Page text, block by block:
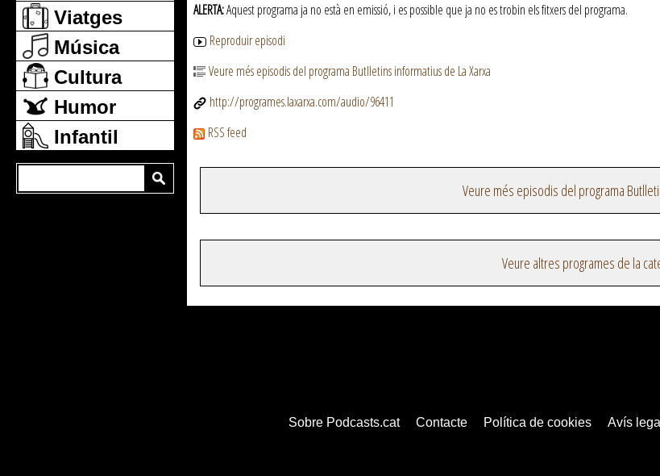
Viatges
Música
Cultura
Humor
Infantil
ALERTA:Aquest programa ja no està en emissió, i es possible que ja no es trobin els fitxers del programa.
Reproduir episodi
Veure més episodis del programa Butlletins informatius de La Xarxa
http://programes.laxarxa.com/audio/96411
RSS feed
Veure més episodis del programa
Veure altres programes de la
Sobre Podcasts.cat Contacte Política de cookies Avís legal